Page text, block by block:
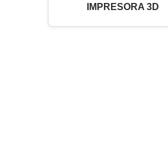
IMPRESORA 3D